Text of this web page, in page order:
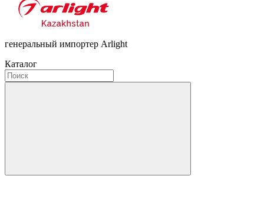
генеральный импортер Arlight
Каталог